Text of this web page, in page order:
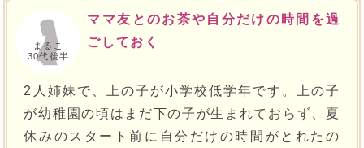
まるこ
30代後半
ママ友とのお茶や自分だけの時間を過
ごしておく
2人姉妹で、上の子が小学校低学年です。上の子
が幼稚園の頃はまだ下の子が生まれておらず、夏
休みのスタート前に自分だけの時間がとれたの